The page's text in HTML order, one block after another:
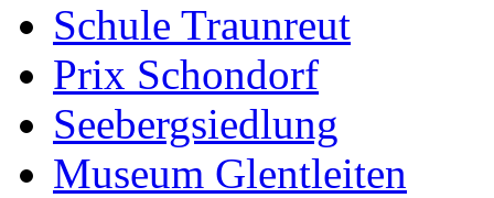
Schule Traunreut
Prix Schondorf
Seebergsiedlung
Museum Glentleiten